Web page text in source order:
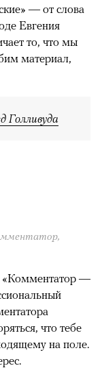
— от слова
Евгения
то, что мы
материал,
Голливуда
«Комментатор —
что тебе
на поле.